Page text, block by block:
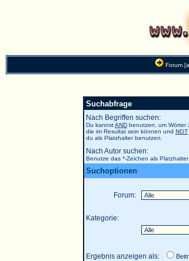
Forum
Suchabfrage
Nach Begriffen suchen:
Du kannstAND benutzen, um Wörter
die im Resultat sein können und NOT
du als Platzhalter benutzen.
Nach Autor suchen:
Benutze das *-Zeichen als Platzhalter
Suchoptionen
Forum:
Kategorie:
Ergebnis anzeigen als: